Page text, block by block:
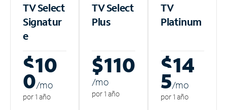
TV Select
Signatur
e
$10
0/mo
por 1 año
TV Select
Plus
$110
/mo
por 1 año
TV
Platinum
$14
5/mo
por 1 año